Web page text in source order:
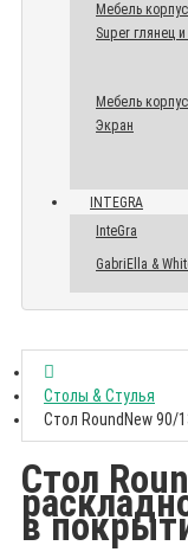
Мебель
Super глянец
Мебель
Экран
INTEGRA
InteGra
GabriElla &
Столы & Стулья
Стол RoundNew 90/
Стол
в